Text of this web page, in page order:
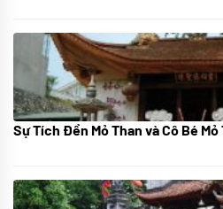
08/07/2024
Sự Tích Đền Mỏ Than và Cô Bé Mỏ